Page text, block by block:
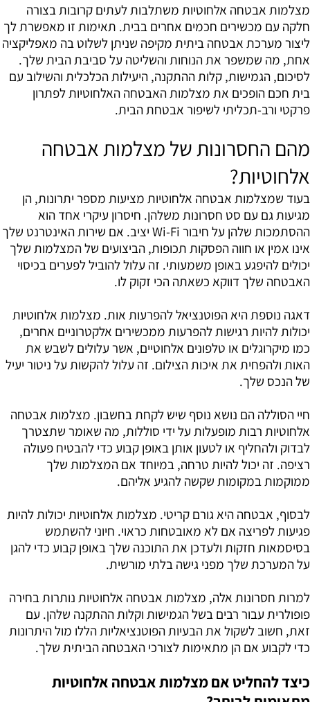
מצלמות אבטחה אלחוטיות משתלבות לעתים קרובות בצורה
חלקה עם מכשירים חכמים אחרים בבית. תאימות זו מאפשרת לך
ליצור מערכת אבטחה ביתית מקיפה שניתן לשלוט בה מאפליקציה
אחת, מה שמשפר את הנוחות והשליטה על סביבת הבית שלך.
לסיכום, הגמישות, קלות ההתקנה, היעילות הכלכלית והשילוב עם
בית חכם הופכים את מצלמות האבטחה האלחוטיות לפתרון
פרקטי ורב-תכליתי לשיפור אבטחת הבית.
מהם החסרונות של מצלמות אבטחה
אלחוטיות?
בעוד שמצלמות אבטחה אלחוטיות מציעות מספר יתרונות, הן
מגיעות גם עם סט חסרונות משלהן. חיסרון עיקרי אחד הוא
ההסתמכות שלהן על חיבור Wi-Fi יציב. אם שירות האינטרנט שלך
אינו אמין או חווה הפסקות תכופות, הביצועים של המצלמות שלך
יכולים להיפגע באופן משמעותי. זה עלול להוביל לפערים בכיסוי
האבטחה שלך דווקא כשאתה הכי זקוק לו.
דאגה נוספת היא הפוטנציאל להפרעות אות. מצלמות אלחוטיות
יכולות להיות רגישות להפרעות ממכשירים אלקטרוניים אחרים,
כמו מיקרוגלים או טלפונים אלחוטיים, אשר עלולים לשבש את
האות ולהפחית את איכות הצילום. זה עלול להקשות על ניטור יעיל
של הנכס שלך.
חיי הסוללה הם נושא נוסף שיש לקחת בחשבון. מצלמות אבטחה
אלחוטיות רבות מופעלות על ידי סוללות, מה שאומר שתצטרך
לבדוק ולהחליף או לטעון אותן באופן קבוע כדי להבטיח פעולה
רציפה. זה יכול להיות טרחה, במיוחד אם המצלמות שלך
ממוקמות במקומות שקשה להגיע אליהם.
לבסוף, אבטחה היא גורם קריטי. מצלמות אלחוטיות יכולות להיות
פגיעות לפריצה אם לא מאובטחות כראוי. חיוני להשתמש
בסיסמאות חזקות ולעדכן את התוכנה שלך באופן קבוע כדי להגן
על המערכת שלך מפני גישה בלתי מורשית.
למרות חסרונות אלה, מצלמות אבטחה אלחוטיות נותרות בחירה
פופולרית עבור רבים בשל הגמישות וקלות ההתקנה שלהן. עם
זאת, חשוב לשקול את הבעיות הפוטנציאליות הללו מול היתרונות
כדי לקבוע אם הן מתאימות לצורכי האבטחה הביתית שלך.
כיצד להחליט אם מצלמות אבטחה אלחוטיות